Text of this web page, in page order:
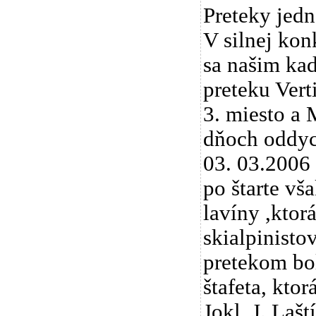
Preteky
V silnej
sa našim
preteku
3. miesto a
dňoch
03.
po štarte
lavíny
pretekom
štafeta,